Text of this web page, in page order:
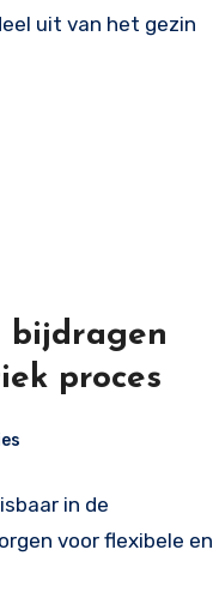
uit van het gezin
bijdragen
proces
in de
voor flexibele en